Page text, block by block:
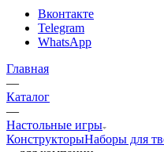
Вконтакте
Telegram
WhatsApp
Главная
—
Каталог
—
Настольные игры
КонструкторыНаборы для